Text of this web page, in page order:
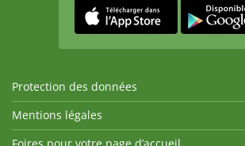
Protection des données
Mentions légales